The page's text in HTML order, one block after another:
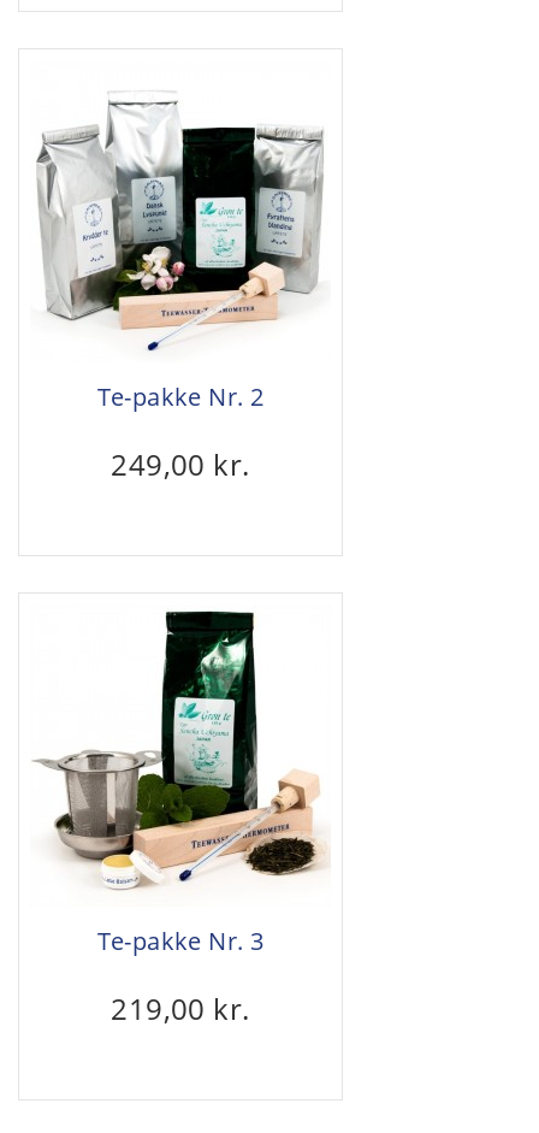
Te-pakke Nr. 2
249,00 kr.
Te-pakke Nr. 3
219,00 kr.